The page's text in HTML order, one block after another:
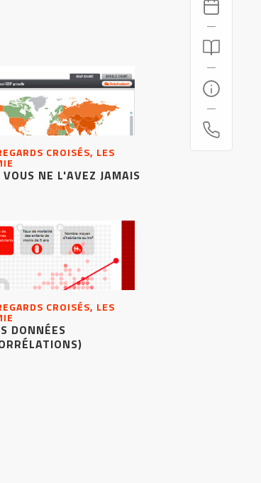
CROISÉS, LES
NE L'AVEZ JAMAIS
CROISÉS, LES
DONNÉES